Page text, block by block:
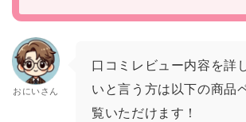
おにいさん
口コミレビュー内容を詳
いと言う方は以下の商品
覧いただけます！